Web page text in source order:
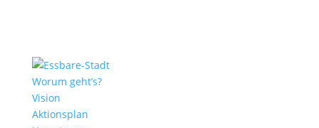
Worum geht’s?
Vision
Aktionsplan